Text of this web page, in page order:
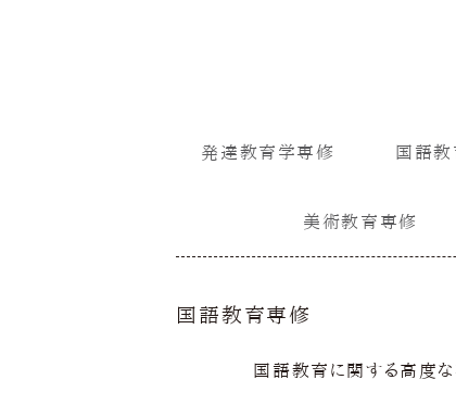
発達教育学専修 国語教
美術教育専修
国語教育専修
国語教育に関する高度